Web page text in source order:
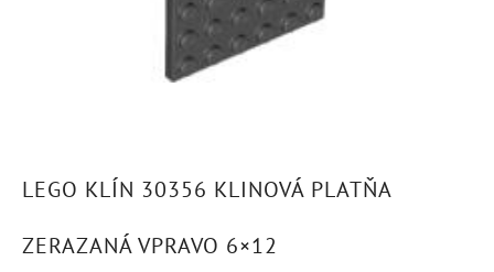
LEGO KLÍN 30356 KLINOVÁ PLATŇA
ZERAZANÁ VPRAVO 6×12